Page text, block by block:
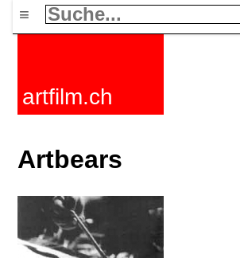
≡
artfilm.ch
Artbears